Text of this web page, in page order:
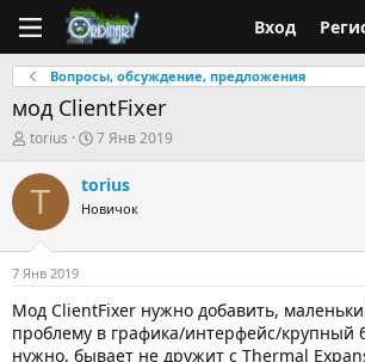
Вход
Вопросы, обсуждение, предложения
мод ClientFixer
А
т
о
т
е
м
ы
torius
Д
а
н
ч
л
а
7 Янв 2019
T torius
Новичок
7 Янв 2019
Мод ClientFixer нужно добавить,
проблему в графика/интерфейс/крупный
нужно, бывает не дружит с Thermal